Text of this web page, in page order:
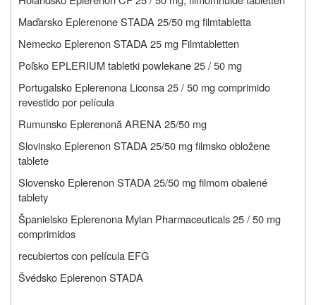
Maďarsko Eplerenone STADA 25/50 mg filmtabletta
Nemecko Eplerenon STADA 25 mg Filmtabletten
Poľsko EPLERIUM tabletki powlekane 25 / 50 mg
Portugalsko Eplerenona Liconsa 25 / 50 mg comprimido
revestido por película
Rumunsko Eplerenonă ARENA 25/50 mg
Slovinsko Eplerenon STADA 25/50 mg filmsko obložene
tablete
Slovensko Eplerenon STADA 25/50 mg filmom obalené
tablety
Španielsko Eplerenona Mylan Pharmaceuticals 25 / 50 mg
comprimidos
recubiertos con película EFG
Švédsko Eplerenon STADA